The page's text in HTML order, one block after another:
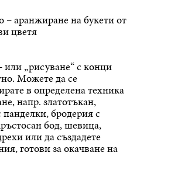
– аранжиране на букети от
цветя
или „рисуване“ с конци
Можете да се
в определена техника
напр. златотъкан,
панделки, бродерия с
бод, шевица,
или да създадете
готови за окачване на